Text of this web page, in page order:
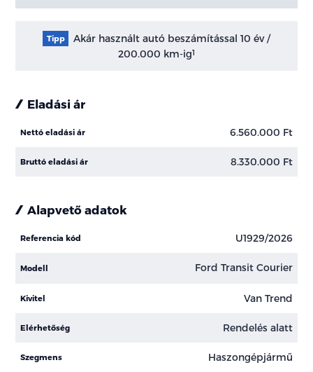
Tipp
Akár használt autó beszámítással 10 év /
200.000 km-ig1
Eladási ár
Nettó eladási ár 6.560.000 Ft
Bruttó eladási ár 8.330.000 Ft
Alapvető adatok
Referencia kód U1929/2026
Modell Ford Transit Courier
Kivitel Van Trend
Elérhetőség Rendelés alatt
Szegmens Haszongépjármű